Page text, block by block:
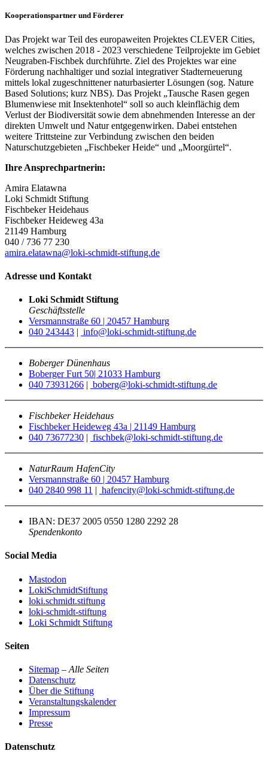
Kooperationspartner und Förderer
Das Projekt war Teil des europaweiten Projektes CLEVER Cities,
welches zwischen 2018 - 2023 verschiedene Teilprojekte im Gebiet
Neugraben-Fischbek durchführte. Ziel des Projektes war eine
Förderung nachhaltiger und sozial integrativer Stadterneuerung
mittels lokal zugeschnittener naturbasierter Lösungen (sog. Nature
Based Solutions; kurz NBS). Das Projekt „Tausche Rasen gegen
Blumenwiese mit Insektenhotel“ soll so auch kleinflächig dem
Verlust der Biodiversität sowie dem abnehmenden Interesse an der
direkten Umwelt und Natur entgegenwirken. Dabei entstehen
weitere Trittsteine zur Verbindung zwischen den beiden
Naturschutzgebieten „Fischbeker Heide“ und „Moorgürtel“.
Ihre Ansprechpartnerin:
Amira Elatawna
Loki Schmidt Stiftung
Fischbeker Heidehaus
Fischbeker Heideweg 43a
21149 Hamburg
040 / 736 77 230
amira.elatawna@loki-schmidt-stiftung.de
Adresse und Kontakt
Loki Schmidt Stiftung
Geschäftsstelle
Versmannstraße 60 | 20457 Hamburg
040 243443 | info@loki-schmidt-stiftung.de
Boberger Dünenhaus
Boberger Furt 50| 21033 Hamburg
040 73931266 | boberg@loki-schmidt-stiftung.de
Fischbeker Heidehaus
Fischbeker Heideweg 43a | 21149 Hamburg
040 73677230 | fischbek@loki-schmidt-stiftung.de
NaturRaum HafenCity
Versmannstraße 60 | 20457 Hamburg
040 2840 998 11 | hafencity@loki-schmidt-stiftung.de
IBAN: DE37 2005 0550 1280 2292 28
Spendenkonto
Social Media
Mastodon
LokiSchmidtStiftung
loki.schmidt.stiftung
loki-schmidt-stiftung
Loki Schmidt Stiftung
Seiten
Sitemap – Alle Seiten
Datenschutz
Über die Stiftung
Veranstaltungskalender
Impressum
Presse
Datenschutz